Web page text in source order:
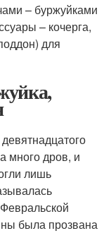
– буржуйками
– кочерга,
для
много дров, и
лишь
была прозвана